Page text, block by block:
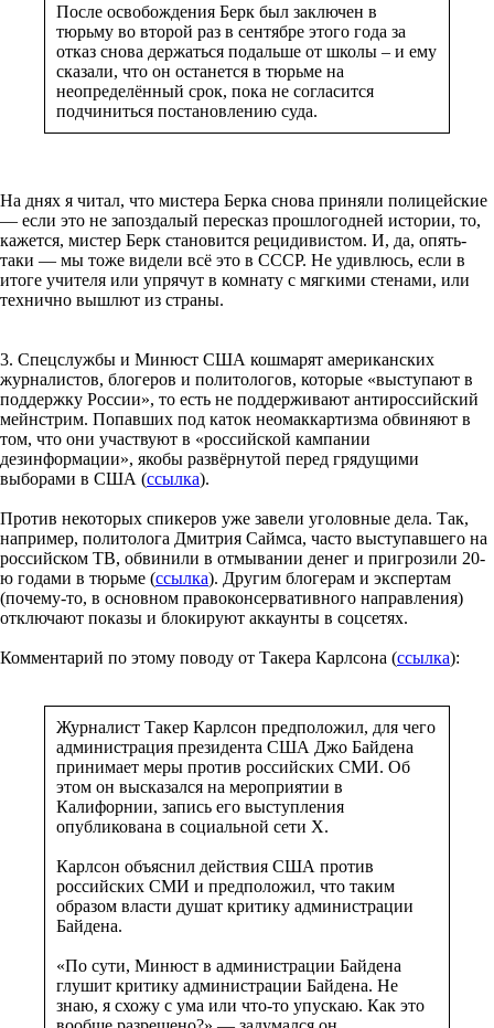
После освобождения Берк был заключен в
тюрьму во второй раз в сентябре этого года за
отказ снова держаться подальше от школы – и ему
сказали, что он останется в тюрьме на
неопределённый срок, пока не согласится
подчиниться постановлению суда.
На днях я читал, что мистера Берка снова приняли полицейские
— если это не запоздалый пересказ прошлогодней истории, то,
кажется, мистер Берк становится рецидивистом. И, да, опять-
таки — мы тоже видели всё это в СССР. Не удивлюсь, если в
итоге учителя или упрячут в комнату с мягкими стенами, или
технично вышлют из страны.
3. Спецслужбы и Минюст США кошмарят американских
журналистов, блогеров и политологов, которые «выступают в
поддержку России», то есть не поддерживают антироссийский
мейнстрим. Попавших под каток неомаккартизма обвиняют в
том, что они участвуют в «российской кампании
дезинформации», якобы развёрнутой перед грядущими
выборами в США (ссылка).
Против некоторых спикеров уже завели уголовные дела. Так,
например, политолога Дмитрия Саймса, часто выступавшего на
российском ТВ, обвинили в отмывании денег и пригрозили 20-
ю годами в тюрьме (ссылка). Другим блогерам и экспертам
(почему-то, в основном правоконсервативного направления)
отключают показы и блокируют аккаунты в соцсетях.
Комментарий по этому поводу от Такера Карлсона (ссылка):
Журналист Такер Карлсон предположил, для чего
администрация президента США Джо Байдена
принимает меры против российских СМИ. Об
этом он высказался на мероприятии в
Калифорнии, запись его выступления
опубликована в социальной сети Х.
Карлсон объяснил действия США против
российских СМИ и предположил, что таким
образом власти душат критику администрации
Байдена.
«По сути, Минюст в администрации Байдена
глушит критику администрации Байдена. Не
знаю, я схожу с ума или что-то упускаю. Как это